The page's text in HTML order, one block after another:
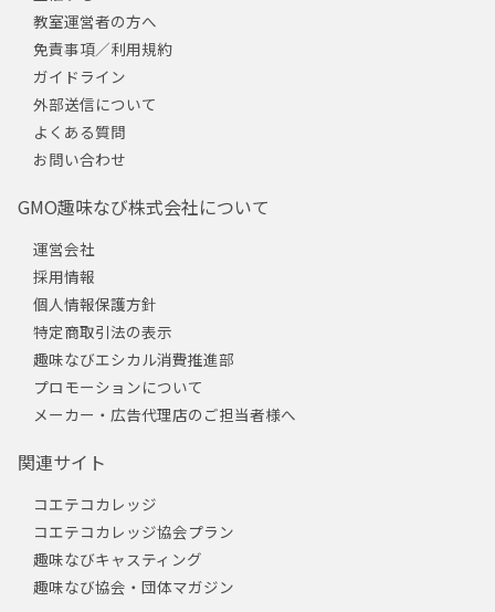
教室運営者の方へ
免責事項／利用規約
ガイドライン
外部送信について
よくある質問
お問い合わせ
GMO趣味なび株式会社について
運営会社
採用情報
個人情報保護方針
特定商取引法の表示
趣味なびエシカル消費推進部
プロモーションについて
メーカー・広告代理店のご担当者様へ
関連サイト
コエテコカレッジ
コエテコカレッジ協会プラン
趣味なびキャスティング
趣味なび協会・団体マガジン